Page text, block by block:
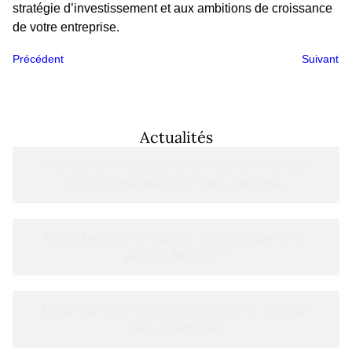
stratégie d’investissement et aux ambitions de croissance
de votre entreprise.
Précédent Suivant
Actualités